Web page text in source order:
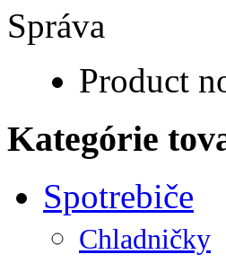
Správa
Product
Kategórie
Spotrebiče
Chladničky